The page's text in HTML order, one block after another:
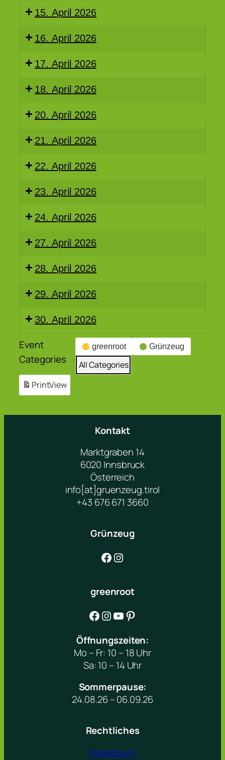
15. April 2026
16. April 2026
17. April 2026
18. April 2026
20. April 2026
21. April 2026
22. April 2026
23. April 2026
24. April 2026
27. April 2026
28. April 2026
29. April 2026
30. April 2026
Event
Categories
greenroot Grünzeug
All Categories
PrintView
Kontakt
Marktgraben 14
6020 Innsbruck
Österreich
info[at]gruenzeug.tirol
+43 676 671 3660
Grünzeug
Facebook Instagram
greenroot
Facebook Instagram YouTube Pinterest
Öffnungszeiten:
Mo – Fr: 10 – 18 Uhr
Sa: 10 – 14 Uhr
Sommerpause:
24.08.26 – 06.09.26
Rechtliches
Impressum